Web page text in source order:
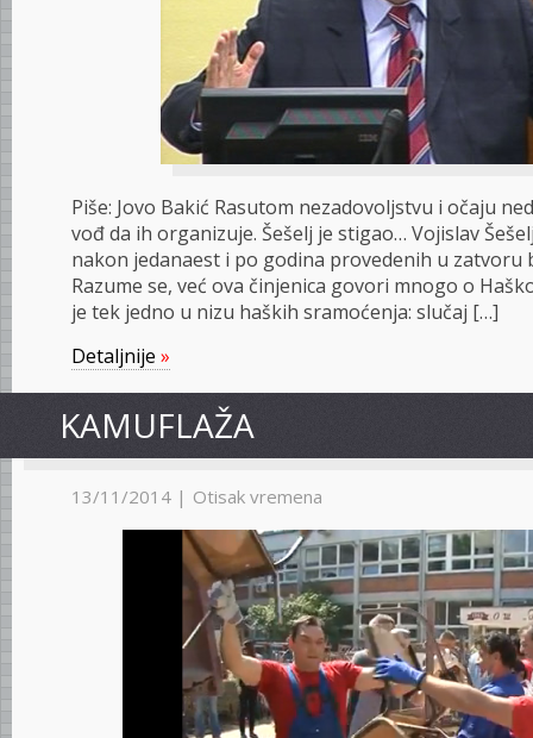
Piše: Jovo Bakić Rasutom nezadovoljstvu i očaju
vođ da ih organizuje. Šešelj je stigao… Vojislav
nakon jedanaest i po godina provedenih u zatvoru
Razume se, već ova činjenica govori mnogo o
je tek jedno u nizu haških sramoćenja: slučaj […]
Detaljnije »
KAMUFLAŽA
13/11/2014 | Otisak vremena